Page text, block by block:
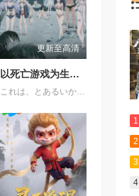
更新至高清
以死亡游戏为生。44:CLOUDY BEACH
これは、とあるいかれた世界の話。 プレイヤーネーム 幽鬼 職業 殺人ゲームのプロフェッショナル。 プレイヤーの生存率が極端に減少するジンクス 三十の壁 を乗り越え、 幽鬼は歩き続ける。 死が隣り合わせのゲーム。続いて挑むは絶海の孤島。 そこに集められたのは8人のプレイヤー。幽鬼が見知った熟練者も、 中にはいた。 ゲーム クラウディビーチ 。 壁を越えた先には、壁を越えた人しかいない。 彼女は今日も、死亡遊戯で飯を食う。
1
2
3
4